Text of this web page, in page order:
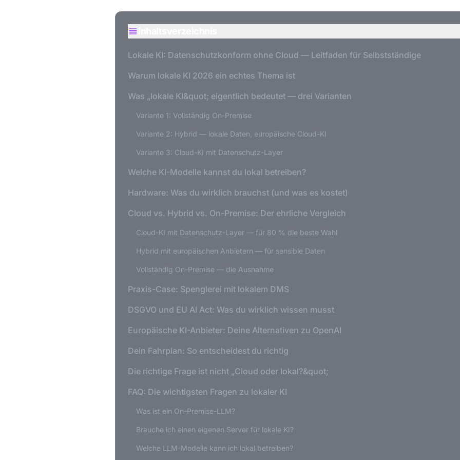
Lokale KI: Datenschutzkonform ohne Cloud — Leitfaden für Selbstständige
Warum lokale KI 2026 ein echtes Thema ist
Was „lokale KI&quot; eigentlich bedeutet — drei Varianten
Variante 1: Vollständig On-Premise
Variante 2: Hybrid — lokale Daten, europäische Cloud-KI
Variante 3: Cloud-KI mit Datenschutz-Layer
Welche KI-Modelle kannst du lokal betreiben?
Hardware: Was du wirklich brauchst (und was es kostet)
Cloud vs. Hybrid vs. On-Premise: Der ehrliche Vergleich
Cloud-KI mit Datenschutz-Layer — für 80 % die beste Wahl
Hybrid mit europäischen Anbietern — für sensible Daten
Vollständig On-Premise — die Ausnahme
Praxis-Case: Spenglerei mit lokalem DMS
DSGVO und EU AI Act: Was du wirklich wissen musst
Europäische KI-Anbieter: Deine Alternativen zu OpenAI
Dein Fahrplan: So entscheidest du richtig
Die richtige Frage ist nicht „Cloud oder lokal?&quot;
FAQ: Die wichtigsten Fragen zu lokaler KI
Was ist ein On-Premise-LLM?
Brauche ich einen eigenen Server für lokale KI?
Welche LLM-Modelle kann ich lokal betreiben?